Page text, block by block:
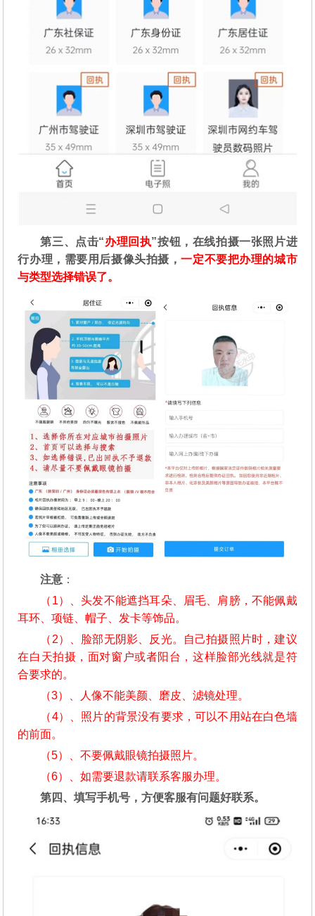
第三、点击“办理回执”按钮，在线拍摄一张照片进
行办理，需要用后摄像头拍摄，一定不要把办理的城市
与类型选择错误了。
注意 ：
（1）、头发不能遮挡耳朵、眉毛、肩膀，不能佩戴
耳环、项链、帽子、发卡等饰品。
（2）、脸部无阴影、反光。自己拍摄照片时，建议
在白天拍摄，面对窗户或者阳台，这样脸部光线就是符
合要求的。
（3）、人像不能美颜、磨皮、滤镜处理。
（4）、照片的背景没有要求，可以不用站在白色墙
的前面。
（5）、不要佩戴眼镜拍摄照片。
（6）、如需要退款请联系客服办理。
第四、填写手机号，方便客服有问题好联系。